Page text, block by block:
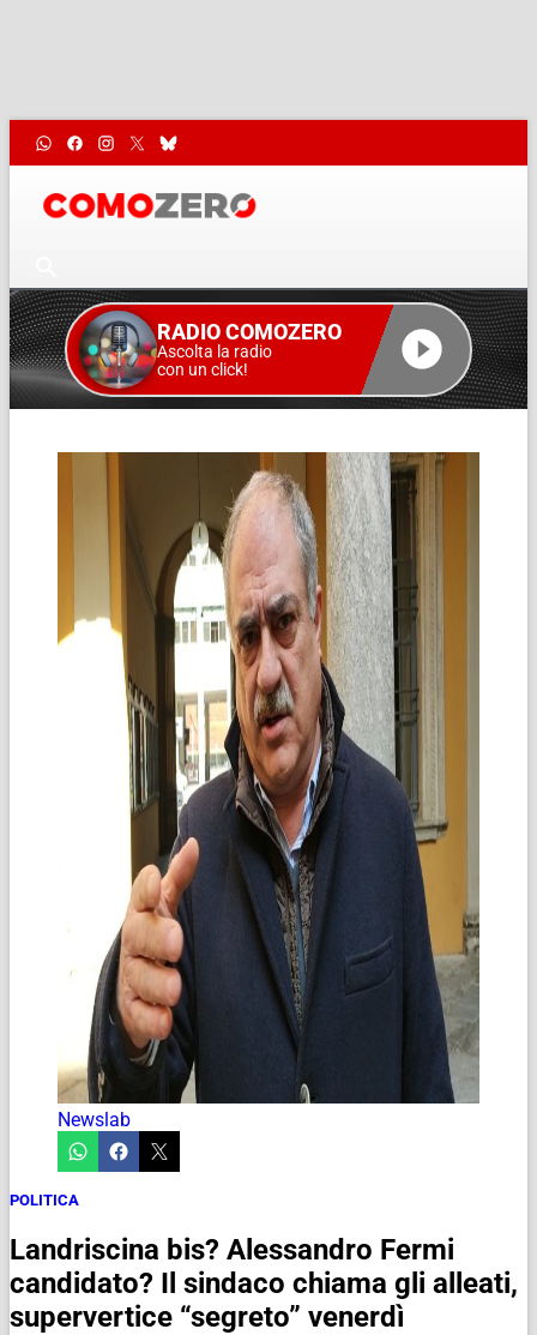
RADIO COMOZERO
Ascolta la radio
con un click!
Newslab
POLITICA
Landriscina bis? Alessandro Fermi
candidato? Il sindaco chiama gli alleati,
supervertice “segreto” venerdì